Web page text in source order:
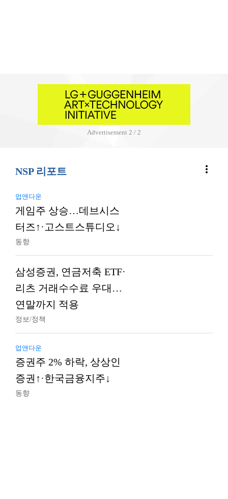
Advertisement 1 / 2
NSP 리포트 more_vert
업앤다운
게임주 상승…데브시스
터즈↑·고스트스튜디오↓
동향
삼성증권, 연금저축 ETF·
리츠 거래수수료 우대…
연말까지 적용
정보/정책
업앤다운
증권주 2% 하락, 상상인
증권↑·한국금융지주↓
동향